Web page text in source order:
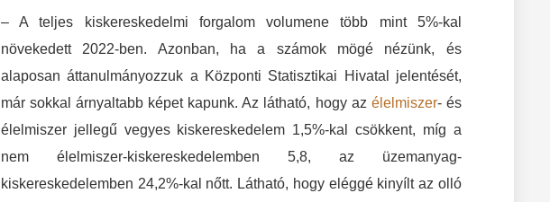
– A teljes kiskereskedelmi forgalom volumene több mint 5%-kal
növekedett 2022-ben. Azonban, ha a számok mögé nézünk, és
alaposan áttanulmányozzuk a Központi Statisztikai Hivatal jelentését,
már sokkal árnyaltabb képet kapunk. Az látható, hogy az élelmiszer- és
élelmiszer jellegű vegyes kiskereskedelem 1,5%-kal csökkent, míg a
nem élelmiszer-kiskereskedelemben 5,8, az üzemanyag-
kiskereskedelemben 24,2%-kal nőtt. Látható, hogy eléggé kinyílt az olló